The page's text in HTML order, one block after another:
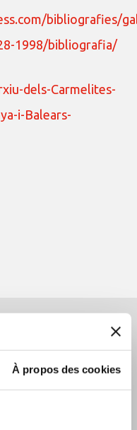
À propos des cookies
bibliografies/
1998/bibliografia/
dels-Carmelites-
i-Balears-
OCD